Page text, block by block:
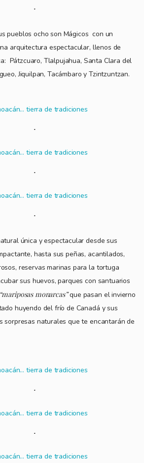
pueblos ocho son Mágicos con un
arquitectura espectacular, llenos de
Pátzcuaro, Tlalpujahua, Santa Clara del
Jiquilpan, Tacámbaro y Tzintzuntzan.
única y espectacular desde sus
hasta sus peñas, acantilados,
reservas marinas para la tortuga
sus huevos, parques con santuarios
“mariposas monarcas”que pasan el invierno
huyendo del frío de Canadá y sus
sorpresas naturales que te encantarán de